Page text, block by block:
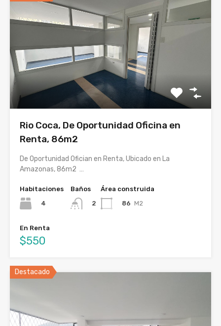
Rio Coca, De Oportunidad Oficina en
Renta, 86m2
De Oportunidad Ofician en Renta, Ubicado en La
Amazonas, 86m2 …
Habitaciones
4
Baños
2
Área construida
86 M2
En Renta
$550
Destacado